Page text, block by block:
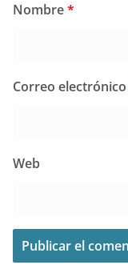
Nombre*
Correo electrónico
Web